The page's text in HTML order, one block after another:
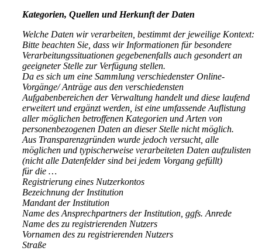
Kategorien, Quellen und Herkunft der Daten
Welche Daten wir verarbeiten, bestimmt der jeweilige Kontext:
Bitte beachten Sie, dass wir Informationen für besondere
Verarbeitungssituationen gegebenenfalls auch gesondert an
geeigneter Stelle zur Verfügung stellen.
Da es sich um eine Sammlung verschiedenster Online-
Vorgänge/ Anträge aus den verschiedensten
Aufgabenbereichen der Verwaltung handelt und diese laufend
erweitert und ergänzt werden, ist eine umfassende Auflistung
aller möglichen betroffenen Kategorien und Arten von
personenbezogenen Daten an dieser Stelle nicht möglich.
Aus Transparenzgründen wurde jedoch versucht, alle
möglichen und typischerweise verarbeiteten Daten aufzulisten
(nicht alle Datenfelder sind bei jedem Vorgang gefüllt)
für die …
Registrierung eines Nutzerkontos
Bezeichnung der Institution
Mandant der Institution
Name des Ansprechpartners der Institution, ggfs. Anrede
Name des zu registrierenden Nutzers
Vornamen des zu registrierenden Nutzers
Straße